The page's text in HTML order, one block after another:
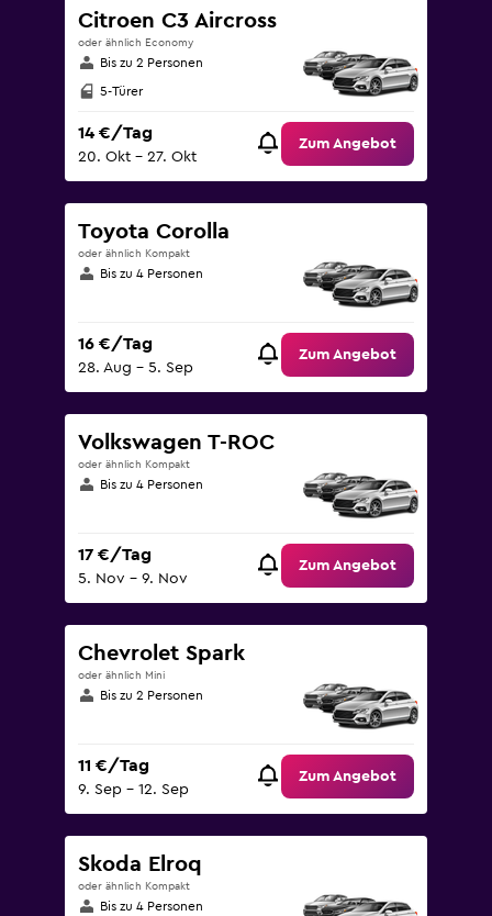
Citroen C3 Aircross
oder ähnlich Economy
Bis zu 2 Personen
5-Türer
14 €/Tag
20. Okt – 27. Okt
Zum Angebot
Toyota Corolla
oder ähnlich Kompakt
Bis zu 4 Personen
16 €/Tag
28. Aug – 5. Sep
Zum Angebot
Volkswagen T-ROC
oder ähnlich Kompakt
Bis zu 4 Personen
17 €/Tag
5. Nov – 9. Nov
Zum Angebot
Chevrolet Spark
oder ähnlich Mini
Bis zu 2 Personen
11 €/Tag
9. Sep – 12. Sep
Zum Angebot
Skoda Elroq
oder ähnlich Kompakt
Bis zu 4 Personen